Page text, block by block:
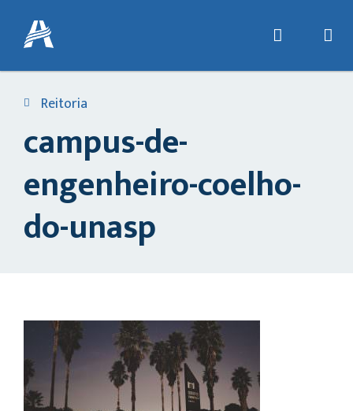
Reitoria
campus-de-
engenheiro-coelho-
do-unasp